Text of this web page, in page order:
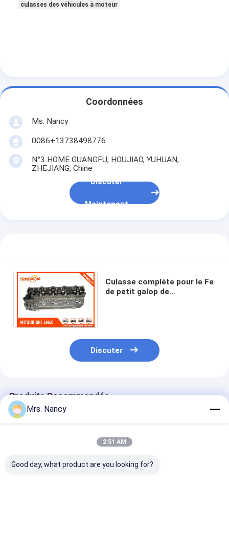
Vidéos
Discuter Maintenant
Culasse de moteur
vilebrequin de moteur
Moteur bielle
Réparations de culasse
POULIE DE VILEBREQUIN
garniture de culasse
culasses des véhicules à moteur
Coordonnées
Ms. Nancy
0086+13738498776
N°3 HOME GUANGFU, HOUJIAO, YUHUAN,
ZHEJIANG, Chine
Discuter
Maintenant
Culasse complète pour le Fe
de petit galop de
Discuter
Produits Recommandés
Mrs. Nancy
2:51 AM
Good day, what product are you looking for?